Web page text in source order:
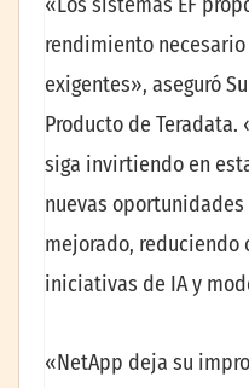
rendimiento necesario
exigentes», aseguró
Producto de Teradata.
siga invirtiendo en
nuevas
mejorado,
iniciativas de IA y
«NetApp deja su